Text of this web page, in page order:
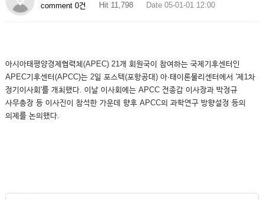
comment 0건
Hit 11,798 Date 05-01-01 12:00
아시아태평양경제협력체(APEC) 21개 회원국이 참여하는 국제기후센터인
APEC기후센터(APCC)는 2일 포스텍(포항공대) 아·태이론물리센터에서 '제1차
정기이사회'를 개최했다. 이날 이사회에는 APCC 전종갑 이사장과 박정규
사무총장 등 이사진이 참석한 가운데 향후 APCC의 과학연구 방향설정 등의
의제를 논의했다.